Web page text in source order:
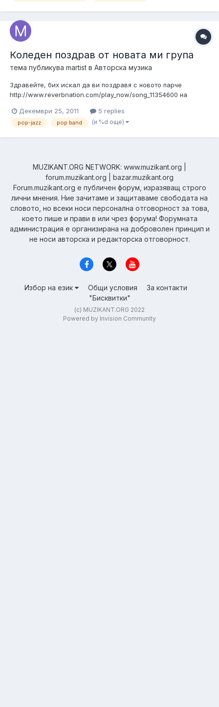
Коледен поздрав от новата ми група
тема публикува martist в Авторска музика
Здравейте, бих искал да ви поздравя с новото парче
http://www.reverbnation.com/play_now/song_11354600 на
фенове на този жанр музика може да ни чуят и гледат
съвсем скоро и на живо. Репертоарът ни се състои изцяло
Декември 25, 2011 5 replies
pop-jazz pop band (и %d още)
MUZIKANT.ORG NETWORK: www.muzikant.org |
forum.muzikant.org | bazar.muzikant.org
Forum.muzikant.org е публичен форум, изразяващ строго
лични мнения. Ние зачитаме и защитаваме свободата на
словото, но всеки носи персонална отговорност за това,
което пише и прави в или чрез форума! Форумната
администрация е организирана на доброволен принцип и
не носи авторска и редакторска отговорност.
Избор на език Общи условия
За контакти
"Бисквитки"
(c) MUZIKANT.ORG 2022
Powered by Invision Community